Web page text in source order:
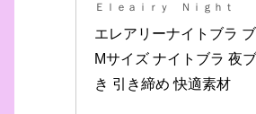
Ｅｌｅａｉｒｙ Ｎｉｇｈｔ
エレアリーナイトブラ
Mサイズ ナイトブラ 夜
き 引き締め 快適素材